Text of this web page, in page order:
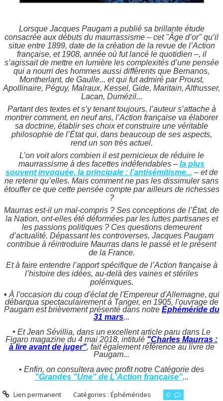
Lorsque Jacques Paugam a publié sa brillante étude
consacrée aux débuts du maurrassisme – cet "Âge d’or" qu’il
situe entre 1899, date de la création de la revue de l’Action
française, et 1908, année où fut lancé le quotidien –, il
s’agissait de mettre en lumière les complexités d’une pensée
qui a nourri des hommes aussi différents que Bernanos,
Montherlant, de Gaulle... et qui fut admiré par Proust,
Apollinaire, Péguy, Malraux, Kessel, Gide, Maritain, Althusser,
Lacan, Dumézil...
Partant des textes et s’y tenant toujours, l’auteur s’attache à
montrer comment, en neuf ans, l’Action française va élaborer
sa doctrine, établir ses choix et construire une véritable
philosophie de l’État qui, dans beaucoup de ses aspects,
rend un son très actuel.
L’on voit alors combien il est pernicieux de réduire le
maurrassisme à des facettes indéfendables – la plus
souvent invoquée, la principale : l’antisémitisme... – et de
ne retenir qu’elles. Mais comment ne pas les dissimuler sans
étouffer ce que cette pensée compte par ailleurs de richesses
?
Maurras est-il un mal-compris ? Ses conceptions de l’État, de
la Nation, ont-elles été déformées par les luttes partisanes et
les passions politiques ? Ces questions demeurent
d’actualité. Dépassant les controverses, Jacques Paugam
contribue à réintroduire Maurras dans le passé et le présent
de la France.
Et à faire entendre l’apport spécifique de l’Action française à
l’histoire des idées, au-delà des vaines et stériles
polémiques.
• À l'occasion du coup d'éclat de l'Empereur d'Allemagne, qui
débarqua spectaculairement à Tanger, en 1905, l'ouvrage de
Paugam est brièvement présenté dans notre Éphéméride du
31 mars...
• Et Jean Sévillia, dans un excellent article paru dans Le
Figaro magazine du 4 mai 2018, intitulé "Charles Maurras :
à lire avant de juger", fait également référence au livre de
Paugam...
• Enfin, on consultera avec profit notre Catégorie des
"Grandes "Une" de L'Action française"...
Lien permanent Catégories :Éphémérides 0